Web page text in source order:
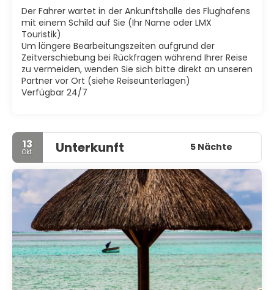
• Botanischer Garten der SSR
• Aquarium
Der Fahrer wartet in der Ankunftshalle des Flughafens
mit einem Schild auf Sie (Ihr Name oder LMX
Touristik)
Um längere Bearbeitungszeiten aufgrund der
Zeitverschiebung bei Rückfragen während Ihrer Reise
zu vermeiden, wenden Sie sich bitte direkt an unseren
Partner vor Ort (siehe Reiseunterlagen)
Verfügbar 24/7
13
Okt. Unterkunft 5 Nächte